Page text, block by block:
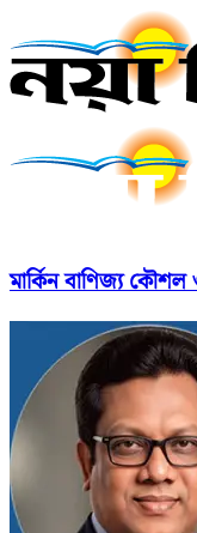
মার্কিন বাণিজ্য কৌশল